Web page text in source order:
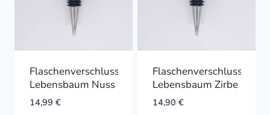
Flaschenverschluss
Lebensbaum Nuss
14,99 €
Flaschenverschluss
Lebensbaum Zirbe
14,90 €